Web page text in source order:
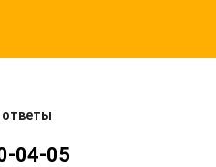
ответы
04-05